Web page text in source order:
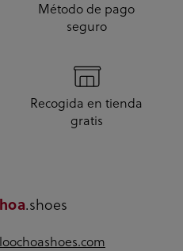
Método de pago
seguro
Recogida en tienda
gratis
.shoes